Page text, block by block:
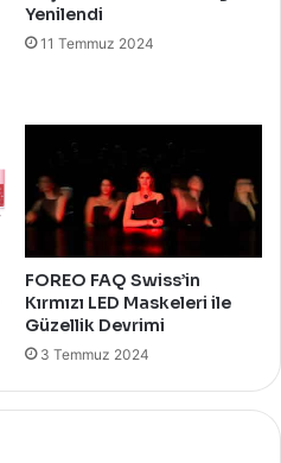
Yenilendi
11 Temmuz 2024
FOREO FAQ Swiss’in
Kırmızı LED Maskeleri ile
Güzellik Devrimi
3 Temmuz 2024